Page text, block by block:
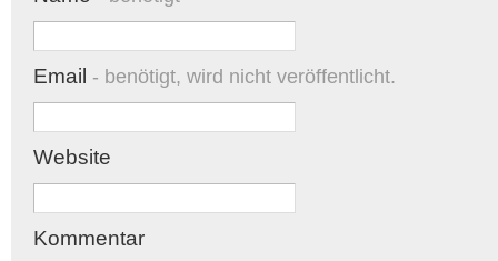
Email - benötigt, wird nicht veröffentlicht.
Website
Kommentar